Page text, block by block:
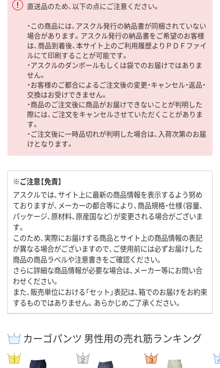
直送品のため、以下の点にご注意ください。
・この商品には、アスクル発行の納品書が同梱されていない
場合があります。アスクル発行の納品書をご希望のお客様
は、商品到着後、本サイト上のご利用履歴よりＰＤＦファイ
ルにて印刷することが可能です。
・アスクルのダンボールもしくは袋でのお届けではありま
せん。
・お客様のご都合によるご注文後の変更・キャンセル・返品・
交換はお受けできません。
・商品のご注文後に商品がお届けできないことが判明した
際には、ご注文をキャンセルさせていただくことがありま
す。
・ご注文後に一時品切れが判明した場合は、入荷次第のお届
けとなります。
※ご注意【免責】
アスクルでは、サイト上に最新の商品情報を表示するよう努め
ておりますが、メーカーの都合等により、商品規格・仕様（容量、
パッケージ、原材料、原産国など）が変更される場合がございま
す。
このため、実際にお届けする商品とサイト上の商品情報の表記
が異なる場合がございますので、ご使用前には必ずお届けした
商品の商品ラベルや注意書きをご確認ください。
さらに詳細な商品情報が必要な場合は、メーカー等にお問い合
わせください。
また、販売単位における「セット」表記は、箱でのお届けをお約束
するものではありません。あらかじめご了承ください。
カーゴパンツ 男性用の売れ筋ランキング